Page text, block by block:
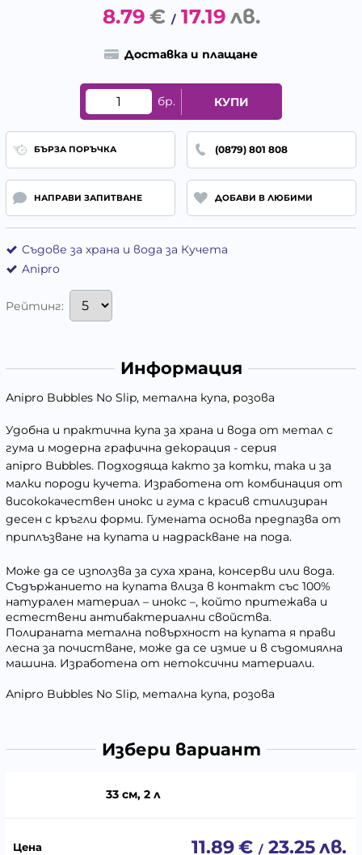
8.79 € / 17.19 лв.
Доставка и плащане
бр. КУПИ
БЪРЗА ПОРЪЧКА (0879) 801 808
НАПРАВИ ЗАПИТВАНЕ ДОБАВИ В ЛЮБИМИ
Съдове за храна и вода за Кучета
Anipro
Рейтинг:
Информация
Аnipro Bubbles No Slip, метална купа, розова
Удобна и практична купа за храна и вода от метал с
гума и модерна графична декорация - серия
anipro Bubbles. Подходяща както за котки, така и за
малки породи кучета. Изработена от комбинация от
висококачествен инокс и гума с красив стилизиран
десен с кръгли форми. Гумената основа предпазва от
приплъзване на купата и надраскване на пода.
Може да се използва за суха храна, консерви или вода.
Съдържанието на купата влиза в контакт със 100%
натурален материал – инокс –, който притежава и
естествени антибактериални свойства.
Полираната метална повърхност на купата я прави
лесна за почистване, може да се измие и в съдомиялна
машина. Изработена от нетоксични материали.
Аnipro Bubbles No Slip, метална купа, розова
Избери вариант
33 см, 2 л
11.89€ / 23.25лв.